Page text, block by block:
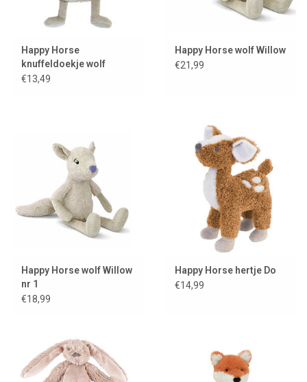
Happy Horse
knuffeldoekje wolf
Willow
€13,49
Happy Horse wolf Willow
€21,99
Happy Horse wolf Willow
nr 1
€18,99
Happy Horse hertje Do
€14,99